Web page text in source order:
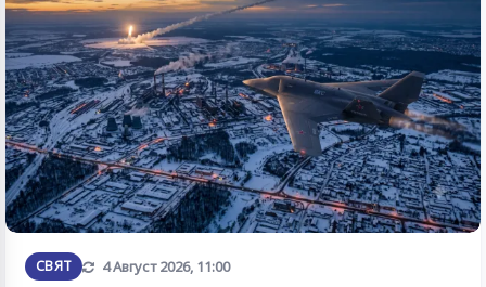
СВЯТ Обновена
4 Август 2026, 11:00